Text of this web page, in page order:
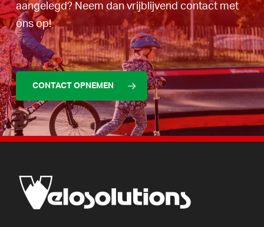
aangelegd? Neem dan vrijblijvend contact met
ons op!
CONTACT OPNEMEN